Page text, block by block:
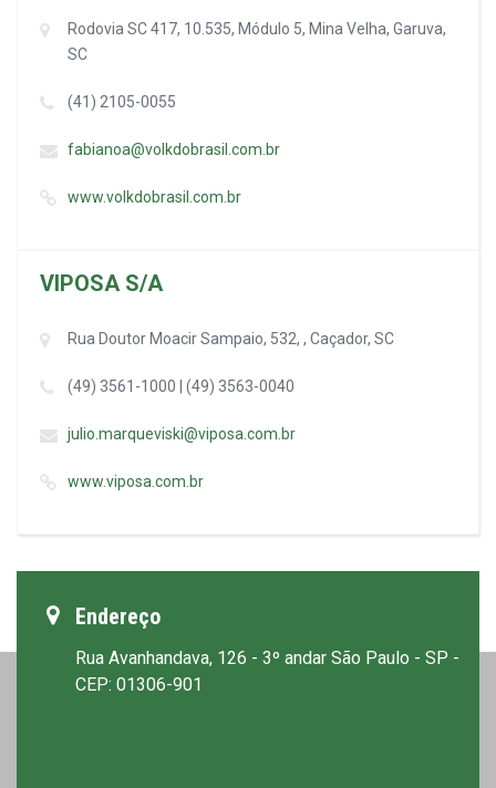
Rodovia SC 417, 10.535, Módulo 5, Mina Velha, Garuva,
SC
(41) 2105-0055
fabianoa@volkdobrasil.com.br
www.volkdobrasil.com.br
VIPOSA S/A
Rua Doutor Moacir Sampaio, 532, , Caçador, SC
(49) 3561-1000 | (49) 3563-0040
julio.marqueviski@viposa.com.br
www.viposa.com.br
Endereço
Rua Avanhandava, 126 - 3º andar São Paulo - SP -
CEP: 01306-901